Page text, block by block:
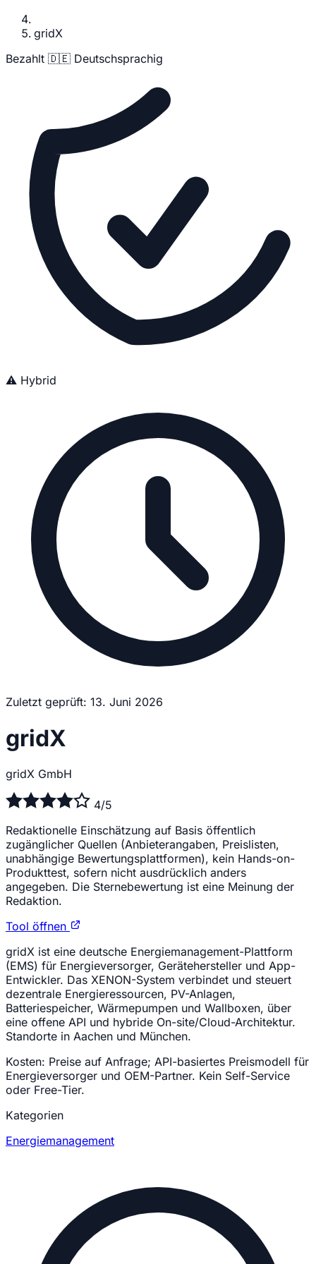
gridX
Bezahlt 🇩🇪 Deutschsprachig
⚠️ Hybrid
Zuletzt geprüft: 13. Juni 2026
gridX
gridX GmbH
4/5
Redaktionelle Einschätzung auf Basis öffentlich
zugänglicher Quellen (Anbieterangaben, Preislisten,
unabhängige Bewertungsplattformen), kein Hands-on-
Produkttest, sofern nicht ausdrücklich anders
angegeben. Die Sternebewertung ist eine Meinung der
Redaktion.
Tool öffnen
gridX ist eine deutsche Energiemanagement-Plattform
(EMS) für Energieversorger, Gerätehersteller und App-
Entwickler. Das XENON-System verbindet und steuert
dezentrale Energieressourcen, PV-Anlagen,
Batteriespeicher, Wärmepumpen und Wallboxen, über
eine offene API und hybride On-site/Cloud-Architektur.
Standorte in Aachen und München.
Kosten: Preise auf Anfrage; API-basiertes Preismodell für
Energieversorger und OEM-Partner. Kein Self-Service
oder Free-Tier.
Kategorien
Energiemanagement